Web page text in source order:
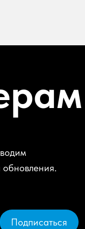
Подписаться